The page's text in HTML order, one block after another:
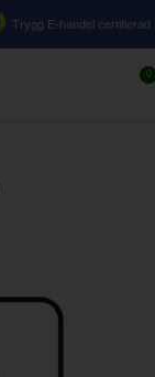
Trygg E-handel certifierad
0